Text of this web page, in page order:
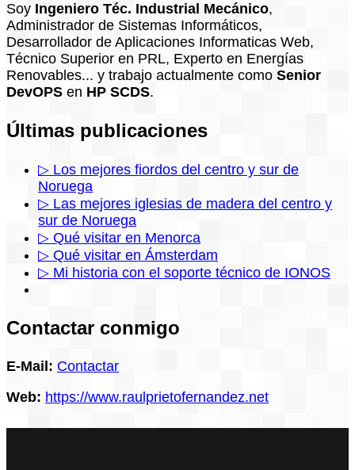
Soy Ingeniero Téc. Industrial Mecánico,
Administrador de Sistemas Informáticos,
Desarrollador de Aplicaciones Informaticas Web,
Técnico Superior en PRL, Experto en Energías
Renovables... y trabajo actualmente como Senior
DevOPS en HP SCDS.
Últimas publicaciones
▷ Los mejores fiordos del centro y sur de
Noruega
▷ Las mejores iglesias de madera del centro y
sur de Noruega
▷ Qué visitar en Menorca
▷ Qué visitar en Ámsterdam
▷ Mi historia con el soporte técnico de IONOS
Contactar conmigo
E-Mail: Contactar
Web: https://www.raulprietofernandez.net